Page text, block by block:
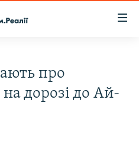
про
дорозі до Ай-